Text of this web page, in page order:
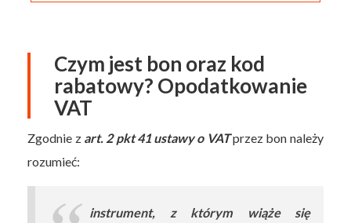
Czym jest bon oraz kod
rabatowy? Opodatkowanie
VAT
Zgodnie z art. 2 pkt 41 ustawy o VATprzez bon należy
rozumieć:
instrument, z którym wiąże się